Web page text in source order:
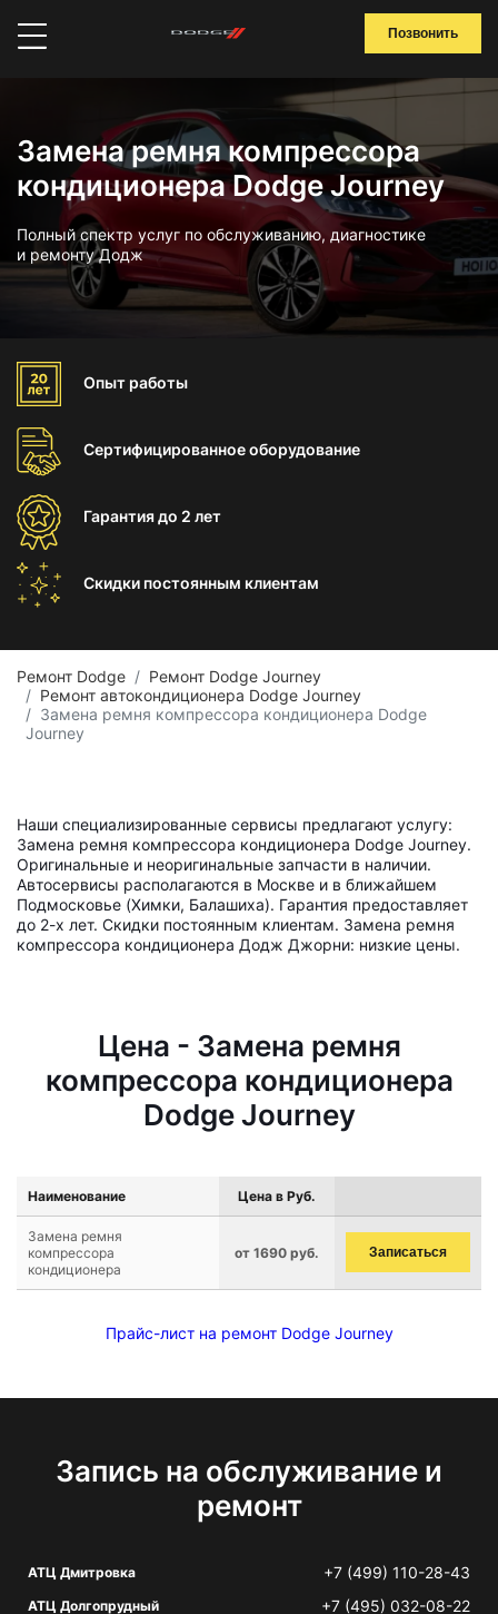
Позвонить
Замена ремня компрессора
кондиционера Dodge Journey
Полный спектр услуг по обслуживанию, диагностике
и ремонту Додж
Опыт работы
Сертифицированноеоборудование
Гарантиядо 2 лет
Скидки постоянным клиентам
Ремонт Dodge
Ремонт Dodge Journey
Ремонт автокондиционера Dodge Journey
Замена ремня компрессора кондиционера Dodge
Journey
Наши специализированные сервисы предлагают услугу:
Замена ремня компрессора кондиционера Dodge Journey.
Оригинальные и неоригинальные запчасти в наличии.
Автосервисы располагаются в Москве и в ближайшем
Подмосковье (Химки, Балашиха). Гарантия предоставляет
до 2-х лет. Скидки постоянным клиентам. Замена ремня
компрессора кондиционера Додж Джорни: низкие цены.
Цена - Замена ремня
компрессора кондиционера
Dodge Journey
Наименование Цена в Руб.
Замена ремня
компрессора
кондиционера
от 1690 руб. Записаться
Прайс-лист на ремонт Dodge Journey
Запись на обслуживание и
ремонт
АТЦ Дмитровка +7 (499) 110-28-43
АТЦ Долгопрудный +7 (495) 032-08-22